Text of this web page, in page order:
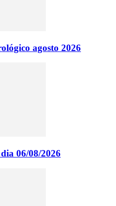
agosto 2026
06/08/2026